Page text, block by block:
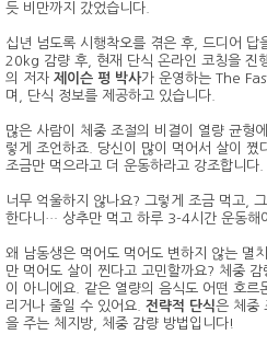
듯 비만까지 갔었습니다.
십년 넘도록 시행착오를 겪은 후, 드디어 답
20kg 감량 후, 현재 단식 온라인 코칭을 진
의 저자 제이슨 펑 박사가 운영하는 The
며, 단식 정보를 제공하고 있습니다.
많은 사람이 체중 조절의 비결이 열량 균형
렇게 조언하죠. 당신이 많이 먹어서 살이 쪘
조금만 먹으라고 더 운동하라고 강조합니다.
너무 억울하지 않나요? 그렇게 조금 먹고,
한다니… 상추만 먹고 하루 3-4시간 운동해
왜 남동생은 먹어도 먹어도 변하지 않는 멸
만 먹어도 살이 찐다고 고민할까요? 체중 감
이 아니에요. 같은 열량의 음식도 어떤 호르
리거나 줄일 수 있어요. 전략적 단식은 체중
을 주는 체지방, 체중 감량 방법입니다!